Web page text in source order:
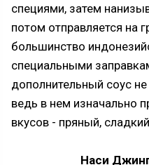
специями, затем
потом отправляется на
большинство
специальными
дополнительный соус
ведь в нем изначально
вкусов - пряный,
Наси